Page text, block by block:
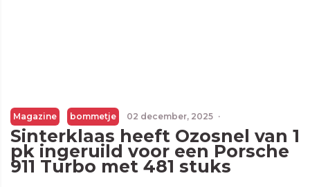
Magazine bommetje 02 december, 2025 ·
Sinterklaas heeft Ozosnel van 1
pk ingeruild voor een Porsche
911 Turbo met 481 stuks